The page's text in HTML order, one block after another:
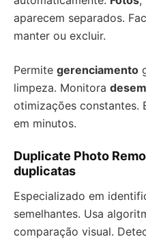
aparecem separados.
manter ou excluir.
Permite gerenciamento
limpeza. Monitora
otimizações constantes.
em minutos.
Duplicate Photo
duplicatas
Especializado em
semelhantes. Usa
comparação visual.